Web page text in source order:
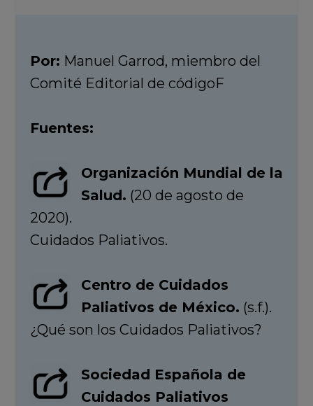
Por: Manuel Garrod, miembro del
Comité Editorial de códigoF
Fuentes:
Organización Mundial de la
Salud. (20 de agosto de
2020).
Cuidados Paliativos.
Centro de Cuidados
Paliativos de México. (s.f.).
¿Qué son los Cuidados Paliativos?
Sociedad Española de
Cuidados Paliativos